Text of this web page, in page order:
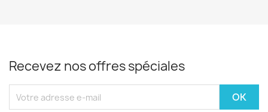
Recevez nos offres spéciales